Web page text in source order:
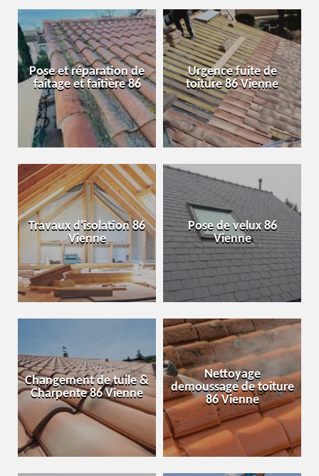
Pose et réparation de
faîtage et faîtière 86
Urgence fuite de
toiture 86 Vienne
Travaux d'isolation 86
Vienne
Pose de velux 86
Vienne
Changement de tuile &
Charpente 86 Vienne
Nettoyage
demoussage de toiture
86 Vienne